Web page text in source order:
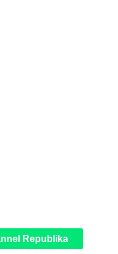
Republika